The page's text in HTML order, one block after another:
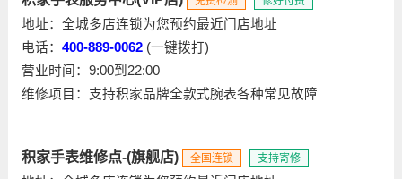
地址：全城多店连锁为您预约最近门店地址
电话： 400-889-0062(一键拨打)
营业时间：9:00到22:00
维修项目：支持积家品牌全款式腕表各种常见故障
积家手表维修点-(旗舰店) 全国连锁 支持寄修